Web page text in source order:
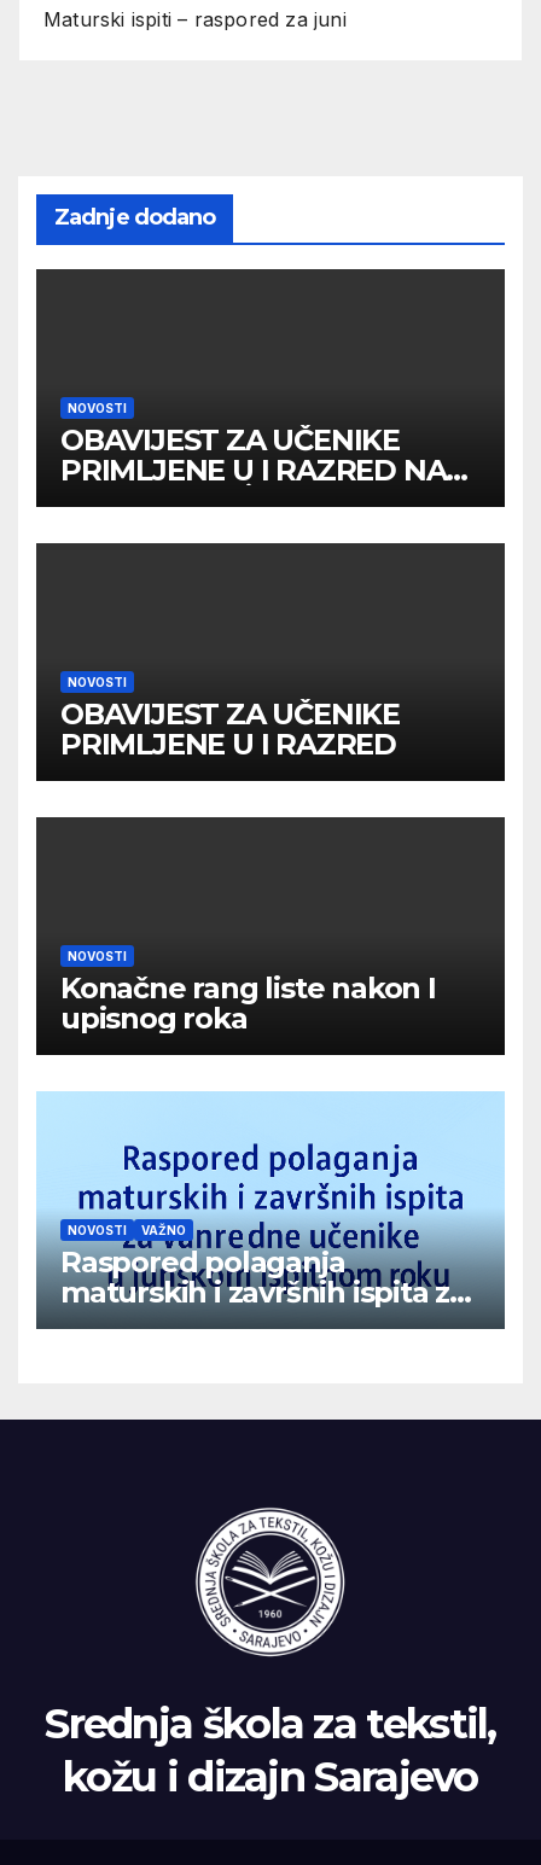
Maturski ispiti – raspored za juni
Zadnje dodano
NOVOSTI
OBAVIJEST ZA UČENIKE
PRIMLJENE U I RAZRED NA
DRUGOM UPİSNOM ROKU
NOVOSTI
OBAVIJEST ZA UČENIKE
PRIMLJENE U I RAZRED
NOVOSTI
Konačne rang liste nakon I
upisnog roka
NOVOSTI VAŽNO
Raspored polaganja
maturskih i završnih ispita za
vanredne učenike u junskom
Srednja škola za tekstil,
kožu i dizajn Sarajevo